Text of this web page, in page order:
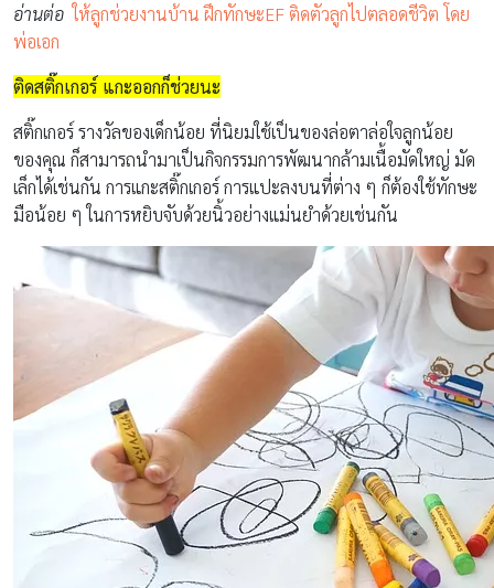
อ่านต่อให้ลูกช่วยงานบ้าน ฝึกทักษะEF ติดตัวลูกไปตลอดชีวิต โดย
พ่อเอก
ติดสติ๊กเกอร์ แกะออกก็ช่วยนะ
สติ๊กเกอร์ รางวัลของเด็กน้อย ที่นิยมใช้เป็นของล่อตาล่อใจลูกน้อย
ของคุณ ก็สามารถนำมาเป็นกิจกรรมการพัฒนากล้ามเนื้อมัดใหญ่ มัด
เล็กได้เช่นกัน การแกะสติ๊กเกอร์ การแปะลงบนที่ต่าง ๆ ก็ต้องใช้ทักษะ
มือน้อย ๆ ในการหยิบจับด้วยนิ้วอย่างแม่นยำด้วยเช่นกัน